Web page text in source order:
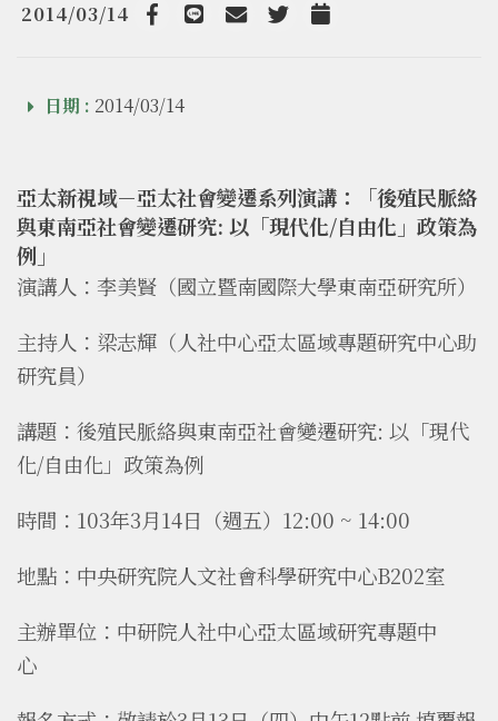
2014/03/14
Facebook TwitterAdd to Calendar
日期 : 2014/03/14
亞太新視域－亞太社會變遷系列演講：「後殖民脈絡
與東南亞社會變遷研究: 以「現代化/自由化」政策為
例」
演講人：李美賢（國立暨南國際大學東南亞研究所）
主持人：梁志輝（人社中心亞太區域專題研究中心助
研究員）
講題：後殖民脈絡與東南亞社會變遷研究: 以「現代
化/自由化」政策為例
時間：103年3月14日（週五）12:00 ~ 14:00
地點：中央研究院人文社會科學研究中心B202室
主辦單位：中研院人社中心亞太區域研究專題中
心